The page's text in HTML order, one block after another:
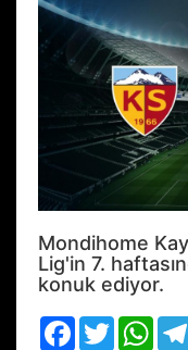
Mondihome
Lig'in 7.
konuk ediyor.
Facebook
Twitter